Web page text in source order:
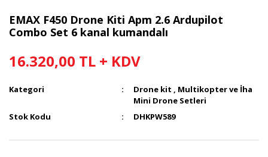
EMAX F450 Drone Kiti Apm 2.6 Ardupilot
Combo Set 6 kanal kumandalı
16.320,00 TL + KDV
Kategori
Drone kit , Multikopter ve İha
Mini Drone Setleri
Stok Kodu
DHKPW589